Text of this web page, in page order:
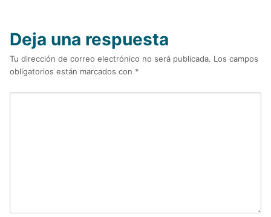
Deja una respuesta
Tu dirección de correo electrónico no será publicada. Los campos
obligatorios están marcados con *